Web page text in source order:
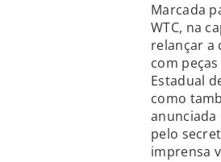
Marcada
WTC, na
relançar a
com
Estadual
como
anunciada
pelo
imprensa